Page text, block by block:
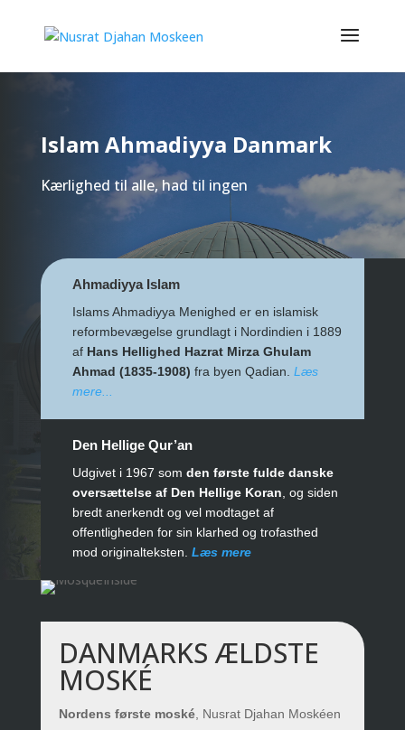
Islam Ahmadiyya Danmark
Kærlighed til alle, had til ingen
Ahmadiyya Islam
Islams Ahmadiyya Menighed er en islamisk
reformbevægelse grundlagt i Nordindien i 1889
af Hans Hellighed Hazrat Mirza Ghulam
Ahmad (1835-1908) fra byen Qadian. Læs
mere...
Den Hellige Qur’an
Udgivet i 1967 som den første fulde danske
oversættelse af Den Hellige Koran , og siden
bredt anerkendt og vel modtaget af
offentligheden for sin klarhed og trofasthed
mod originalteksten. Læs mere
DANMARKS ÆLDSTE
MOSKÉ
Nordens første moské, Nusrat Djahan Moskéen